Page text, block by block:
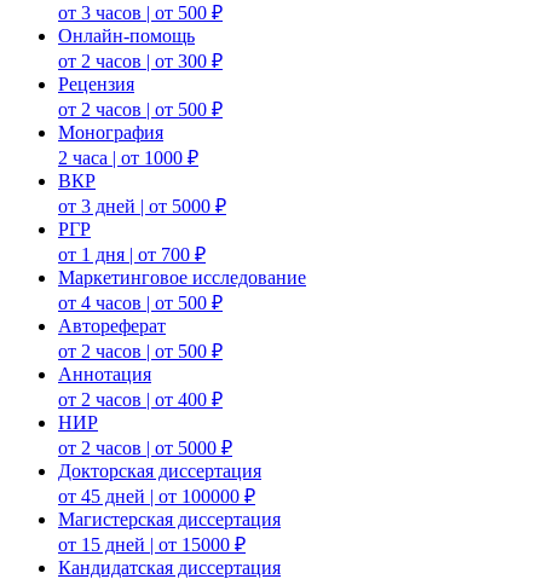
от 3 часов | от 500 ₽
Онлайн-помощь
от 2 часов | от 300 ₽
Рецензия
от 2 часов | от 500 ₽
Монография
2 часа | от 1000 ₽
ВКР
от 3 дней | от 5000 ₽
РГР
от 1 дня | от 700 ₽
Маркетинговое исследование
от 4 часов | от 500 ₽
Автореферат
от 2 часов | от 500 ₽
Аннотация
от 2 часов | от 400 ₽
НИР
от 2 часов | от 5000 ₽
Докторская диссертация
от 45 дней | от 100000 ₽
Магистерская диссертация
от 15 дней | от 15000 ₽
Кандидатская диссертация